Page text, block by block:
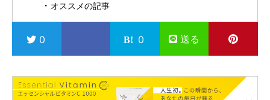
オススメの記事
0 0 送る